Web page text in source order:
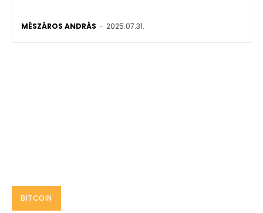
MÉSZÁROS ANDRÁS - 2025.07.31.
BITCOIN